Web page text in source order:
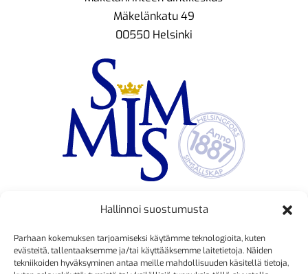
Hallinnoi suostumusta
Parhaan kokemuksen tarjoamiseksi käytämme teknologioita, kuten
evästeitä, tallentaaksemme ja/tai käyttääksemme laitetietoja. Näiden
tekniikoiden hyväksyminen antaa meille mahdollisuuden käsitellä tietoja,
Mäkelänkatu 49
00550 Helsinki
Kristiina Mäkinen
040 725 3186